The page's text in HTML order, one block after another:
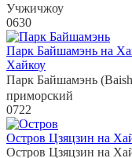
Учжичжоу
0630
Парк Байшамэнь на
Хайкоу
Парк Байшамэнь
приморский
0722
Остров Цзяцзин на
Остров Цзяцзин на